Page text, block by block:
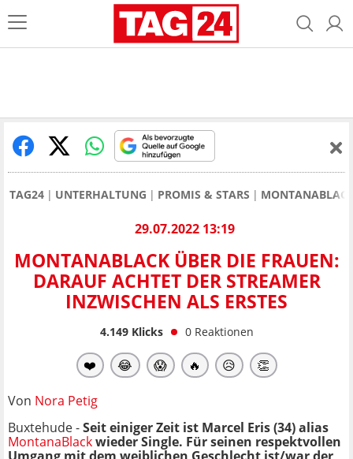
TAG24 UNTERHALTUNG PROMIS & STARS
29.07.2022 13:19
MONTANABLACK ÜBER DIE FRAUEN:
DARAUF ACHTET DER STREAMER
INZWISCHEN ALS ERSTES
4.149Klicks 0 Reaktionen
❤️ 😂 😱 🔥 😥 👏
Von Nora Petig
Buxtehude -Seit einiger Zeit ist Marcel Eris (34) alias
MontanaBlackwieder Single. Für seinen respektvollen